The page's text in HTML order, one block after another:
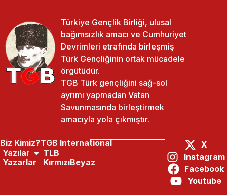
Paylaş:
Türkiye Gençlik Birliği, ulusal
bağımsızlık amacı ve Cumhuriyet
Devrimleri etrafında birleşmiş
Türk Gençliğinin ortak mücadele
örgütüdür.
TGB Türk gençliğini sağ-sol
ayrımı yapmadan Vatan
Savunmasında birleştirmek
amacıyla yola çıkmıştır.
Biz Kimiz?
Yazılar
Yazarlar
TGB International
TLB
KırmızıBeyaz
X
Instagram
Facebook
Youtube